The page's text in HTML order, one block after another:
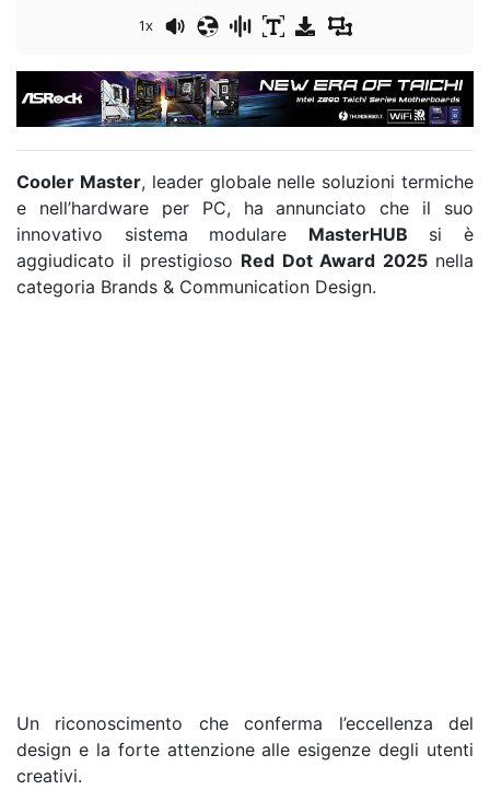
1x
Cooler Master, leader globale nelle soluzioni termiche
e nell’hardware per PC, ha annunciato che il suo
innovativo sistema modulare MasterHUB si è
aggiudicato il prestigioso Red Dot Award 2025nella
categoria Brands & Communication Design.
Un riconoscimento che conferma l’eccellenza del
design e la forte attenzione alle esigenze degli utenti
creativi.